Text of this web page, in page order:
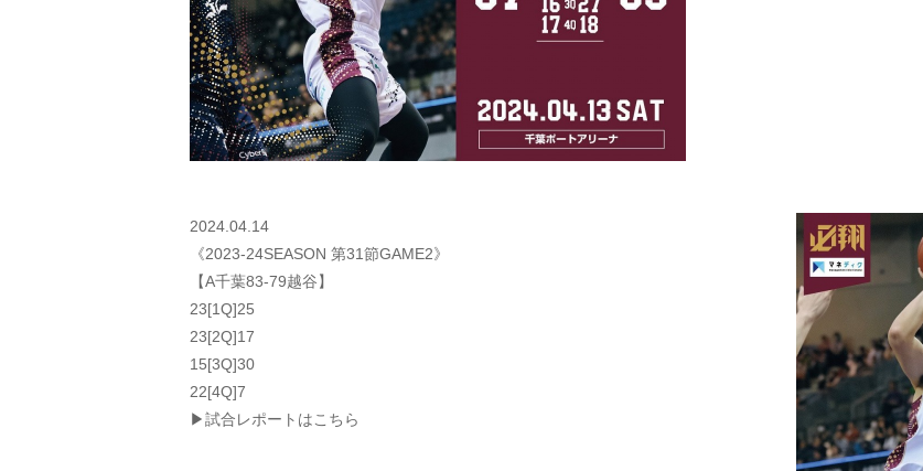
2024.04.14
《2023-24SEASON 第31節GAME2》
【A千葉83-79越谷】
23[1Q]25
23[2Q]17
15[3Q]30
22[4Q]7
▶試合レポートはこちら